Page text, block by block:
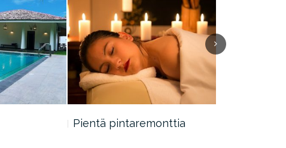
Pientä pintaremonttia